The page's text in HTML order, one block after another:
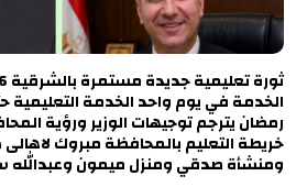
الخدمة في يوم واحد الخدمة التعليمية
رمضان يترجم توجيهات الوزير ورؤية
خريطة التعليم بالمحافظة مبروك لاهالى
ومنشأة صدقي ومنزل ميمون وعبدالله